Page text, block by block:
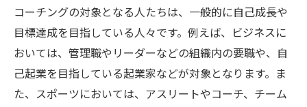
コーチングの対象となる人たちは、一般的に自己成長や
目標達成を目指している人々です。例えば、ビジネスに
おいては、管理職やリーダーなどの組織内の要職や、自
己起業を目指している起業家などが対象となります。ま
た、スポーツにおいては、アスリートやコーチ、チーム